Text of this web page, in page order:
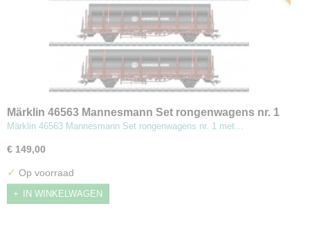
Märklin 46563 Mannesmann Set rongenwagens nr. 1
met lading stalen buizen
Märklin 46563 Mannesmann Set rongenwagens nr. 1 met…
€ 149,00
✓ Op voorraad
IN WINKELWAGEN